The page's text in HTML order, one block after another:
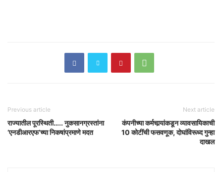
Previous article
राज्यातील पूरस्थिती….. नुकसानग्रस्तांना
‘एनडीआरएफ’च्या निकषांप्रमाणे मदत
Next article
कंपनीच्या कर्मचार्‍यांकडून व्यावसायिकाची
10 कोटींची फसवणूक, दोघांविरूध्द गुन्हा
दाखल